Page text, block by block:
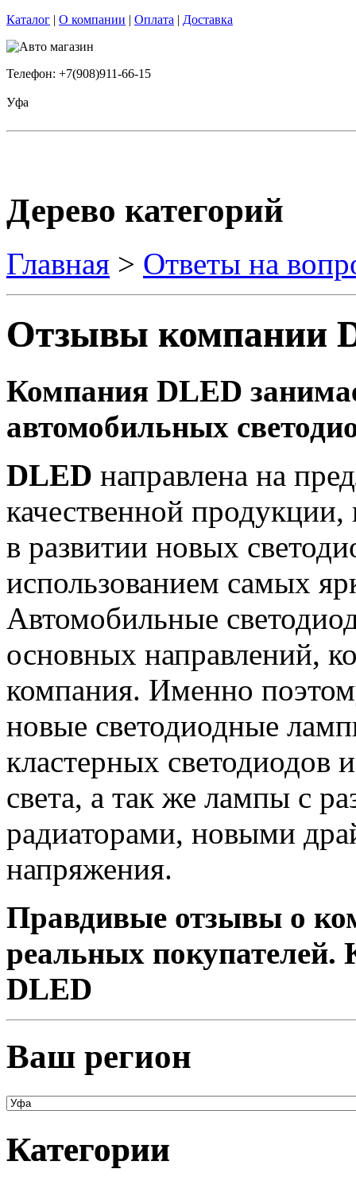
Каталог | О компании | Оплата | Доставка
Телефон: +7(908)911-66-15
Уфа
Дерево категорий
Главная > Ответы на
Отзывы компании
Компания DLED
автомобильных
DLED направлена на
качественной
в развитии новых
использованием самых
Автомобильные
основных направлений,
компания. Именно
новые светодиодные
кластерных светодиодов
света, а так же лампы с
радиаторами, новыми
напряжения.
Правдивые отзывы о
реальных покупателей.
DLED
Ваш регион
Категории